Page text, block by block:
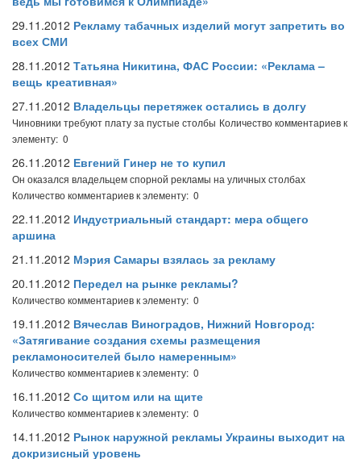
29.11.2012 Рекламу табачных изделий могут запретить во
всех СМИ
28.11.2012 Татьяна Никитина, ФАС России: «Реклама –
вещь креативная»
27.11.2012 Владельцы перетяжек остались в долгу
Чиновники требуют плату за пустые столбы Количество комментариев к
элементу: 0
26.11.2012 Евгений Гинер не то купил
Он оказался владельцем спорной рекламы на уличных столбах
Количество комментариев к элементу: 0
22.11.2012 Индустриальный стандарт: мера общего
аршина
21.11.2012 Мэрия Самары взялась за рекламу
20.11.2012 Передел на рынке рекламы?
Количество комментариев к элементу: 0
19.11.2012 Вячеслав Виноградов, Нижний Новгород:
«Затягивание создания схемы размещения
рекламоносителей было намеренным»
Количество комментариев к элементу: 0
16.11.2012 Со щитом или на щите
Количество комментариев к элементу: 0
14.11.2012 Рынок наружной рекламы Украины выходит на
докризисный уровень